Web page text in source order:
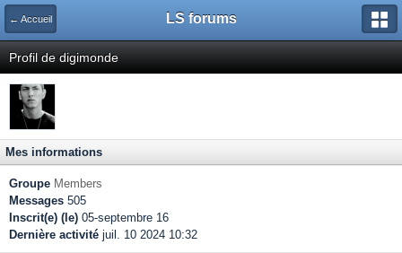
← Accueil LS forums
Profil de digimonde
Mes informations
Groupe Members
Messages 505
Inscrit(e) (le) 05-septembre 16
Dernière activité juil. 10 2024 10:32